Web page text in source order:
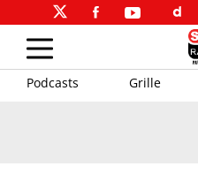
Podcasts Grille